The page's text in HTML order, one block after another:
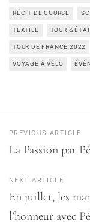
RÉCIT DE COURSE
TEXTILE TOUR &
TOUR DE FRANCE 2022
VOYAGE À VÉLO
PREVIOUS ARTICLE
La Passion par
NEXT ARTICLE
En juillet, les
l’honneur avec